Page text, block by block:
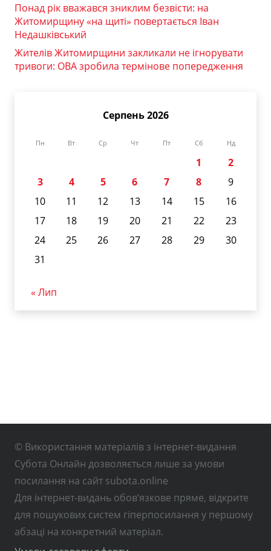
Понад рік вважався зниклим безвісти: на
Житомирщину «на щиті» повертається Іван
Недашківський
Жителів Житомирщини закликали не ігнорувати
тривоги: ОВА зробила термінове попередження
Серпень 2026
Пн Вт Ср Чт Пт Сб Нд
1
2
3
4 5 6 7 8
9
10
11 12 13 14 15
16
17
18 19 20 21 22
23
24
25 26 27 28 29
30
31
« Лип
© Використання матеріалів з інтернет-видання
Субота Онлайн дозволяється лише за умови
посилання на сайт subota.online
Для інтернет-видань обов’язкове пряме, відкрите
для пошукових систем гіперпосилання у першому
абзаці на конкретний матеріал.